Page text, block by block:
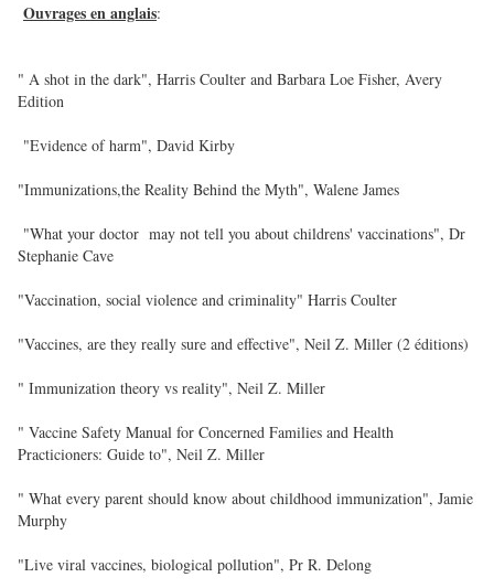
Ouvrages en anglais:
" A shot in the dark", Harris Coulter and Barbara Loe Fisher, Avery
Edition
"Evidence of harm", David Kirby
"Immunizations,the Reality Behind the Myth", Walene James
"What your doctor may not tell you about childrens' vaccinations", Dr
Stephanie Cave
"Vaccination, social violence and criminality" Harris Coulter
"Vaccines, are they really sure and effective", Neil Z. Miller (2 éditions)
" Immunization theory vs reality", Neil Z. Miller
" Vaccine Safety Manual for Concerned Families and Health
Practicioners: Guide to", Neil Z. Miller
" What every parent should know about childhood immunization", Jamie
Murphy
"Live viral vaccines, biological pollution", Pr R. Delong